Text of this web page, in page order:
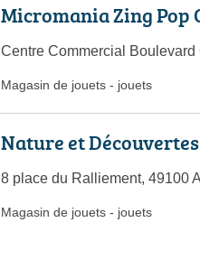
Micromania Zing Pop
Centre Commercial
Magasin de jouets - jouets
Nature et Découvertes
8 place du Ralliement, 49100
Magasin de jouets - jouets